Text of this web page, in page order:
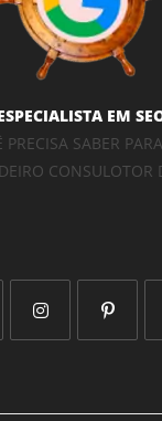
EM
SABER
CONSULOTOR
uma
uma